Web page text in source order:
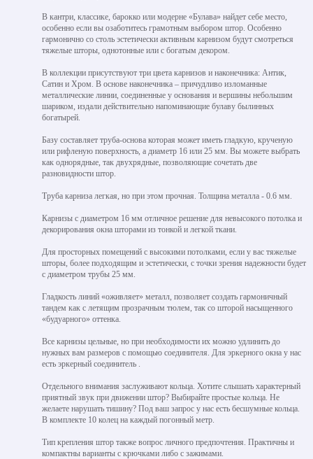
В кантри, классике, барокко или модерне «Булава» найдет себе место,
особенно если вы озаботитесь грамотным выбором штор. Особенно
гармонично со столь эстетически активным карнизом будут смотреться
тяжелые шторы, однотонные или с богатым декором.
В коллекции присутствуют три цвета карнизов и наконечника: Антик,
Сатин и Хром. В основе наконечника – причудливо изломанные
металлические линии, соединенные у основания и вершины небольшим
шариком, издали действительно напоминающие булаву былинных
богатырей.
Базу составляет труба-основа которая может иметь гладкую, крученую
или рифленую поверхность, а диаметр 16 или 25 мм. Вы можете выбрать
как однорядные, так двухрядные, позволяющие сочетать две
разновидности штор.
Труба карниза легкая, но при этом прочная. Толщина металла - 0.6 мм.
Карнизы с диаметром 16 мм отличное решение для невысокого потолка и
декорирования окна шторами из тонкой и легкой ткани.
Для просторных помещений с высокими потолками, если у вас тяжелые
шторы, более подходящим и эстетически, с точки зрения надежности будет
с диаметром трубы 25 мм.
Гладкость линий «оживляет» металл, позволяет создать гармоничный
тандем как с летящим прозрачным тюлем, так со шторой насыщенного
«будуарного» оттенка.
Все карнизы цельные, но при необходимости их можно удлинить до
нужных вам размеров с помощью соединителя. Для эркерного окна у нас
есть эркерный соединитель .
Отдельного внимания заслуживают кольца. Хотите слышать характерный
приятный звук при движении штор? Выбирайте простые кольца. Не
желаете нарушать тишину? Под ваш запрос у нас есть бесшумные кольца.
В комплекте 10 колец на каждый погонный метр.
Тип крепления штор также вопрос личного предпочтения. Практичны и
компактны варианты с крючками либо с зажимами.